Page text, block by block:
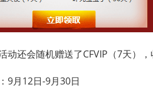
动还会随机赠送了CFVIP（7天），
9月12日-9月30日